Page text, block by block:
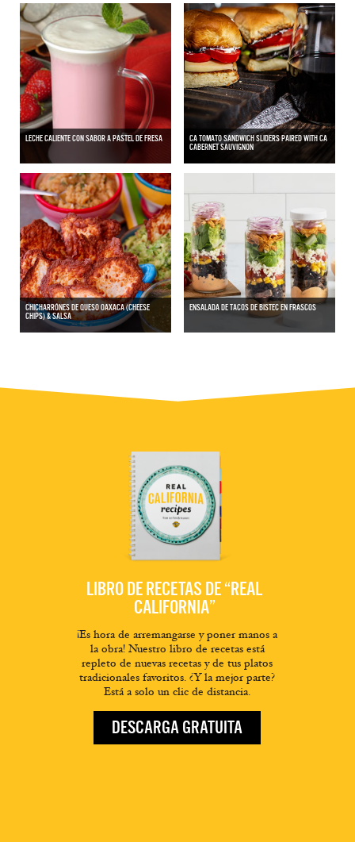
LECHE CALIENTE CON SABOR A PASTEL DE FRESA
CA TOMATO SANDWICH SLIDERS PAIRED WITH CA
CABERNET SAUVIGNON
CHICHARRÓNES DE QUESO OAXACA (CHEESE
CHIPS) & SALSA
ENSALADA DE TACOS DE BISTEC EN FRASCOS
LIBRO DE RECETAS DE “REAL
CALIFORNIA”
¡Es hora de arremangarse y poner manos a
la obra! Nuestro libro de recetas está
repleto de nuevas recetas y de tus platos
tradicionales favoritos. ¿Y la mejor parte?
Está a solo un clic de distancia.
DESCARGA GRATUITA